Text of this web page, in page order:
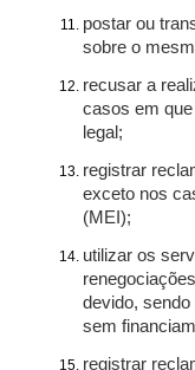
postar ou
sobre o
recusar a
casos em
legal;
registrar
exceto nos
(MEI);
utilizar os
devido,
sem
registrar